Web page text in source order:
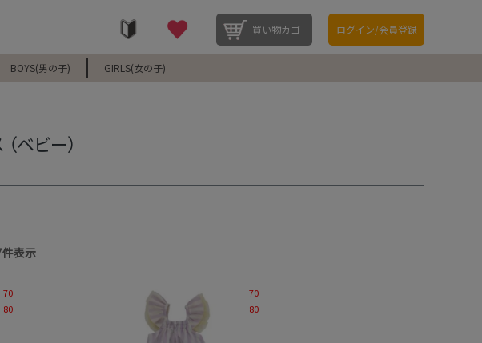
買い物カゴ ログイン/会員登録
BOYS(男の子)
GIRLS(女の子)
ベビー）
件表示
70
80
70
80